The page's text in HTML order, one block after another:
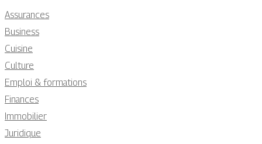
Assurances
Business
Cuisine
Culture
Emploi & formations
Finances
Immobilier
Juridique